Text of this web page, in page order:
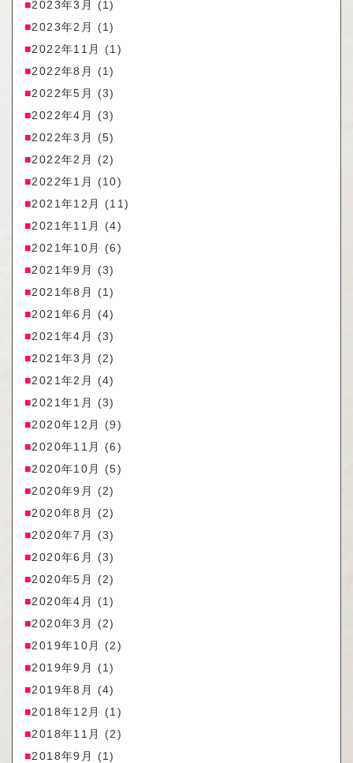
2023年3月
(1)
2023年2月
(1)
2022年11月
(1)
2022年8月
(1)
2022年5月
(3)
2022年4月
(3)
2022年3月
(5)
2022年2月
(2)
2022年1月
(10)
2021年12月
(11)
2021年11月
(4)
2021年10月
(6)
2021年9月
(3)
2021年8月
(1)
2021年6月
(4)
2021年4月
(3)
2021年3月
(2)
2021年2月
(4)
2021年1月
(3)
2020年12月
(9)
2020年11月
(6)
2020年10月
(5)
2020年9月
(2)
2020年8月
(2)
2020年7月
(3)
2020年6月
(3)
2020年5月
(2)
2020年4月
(1)
2020年3月
(2)
2019年10月
(2)
2019年9月
(1)
2019年8月
(4)
2018年12月
(1)
2018年11月
(2)
2018年9月
(1)